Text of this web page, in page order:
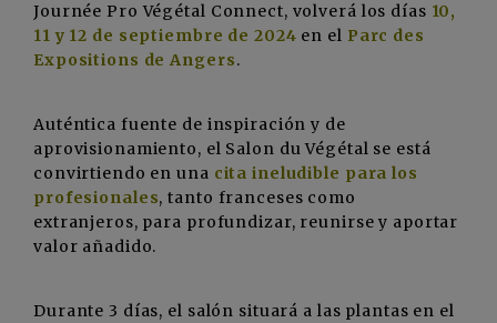
Journée Pro Végétal Connect, volverá los días 10,
11 y 12 de septiembre de 2024 en el Parc des
Expositions de Angers.
Auténtica fuente de inspiración y de
aprovisionamiento, el Salon du Végétal se está
convirtiendo en una cita ineludible para los
profesionales, tanto franceses como
extranjeros, para profundizar, reunirse y aportar
valor añadido.
Durante 3 días, el salón situará a las plantas en el